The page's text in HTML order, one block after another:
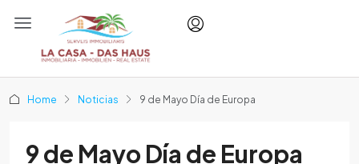
Home Noticias 9 de Mayo Día de Europa
9 de Mayo Día de Europa